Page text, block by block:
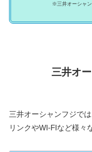
※三井オーシャン
三井オ
三井オーシャンフジで
リンクやWI-FIなど様々